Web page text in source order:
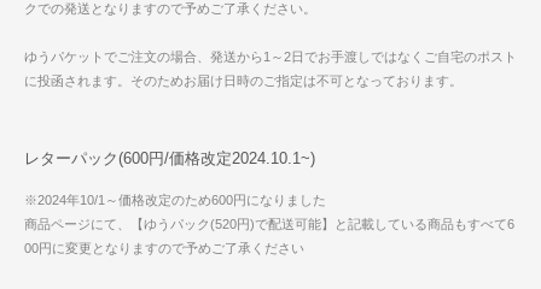
クでの発送となりますので予めご了承ください。
ゆうパケットでご注文の場合、発送から1～2日でお手渡しではなくご自宅のポスト
に投函されます。そのためお届け日時のご指定は不可となっております。
レターパック(600円/価格改定2024.10.1~)
※2024年10/1～価格改定のため600円になりました
商品ページにて、【ゆうパック(520円)で配送可能】と記載している商品もすべて6
00円に変更となりますので予めご了承ください